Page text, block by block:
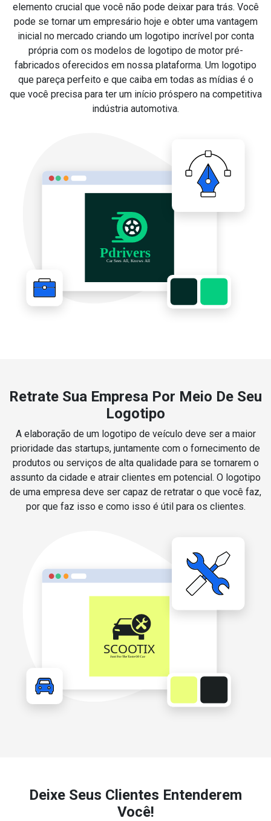
elemento crucial que você não pode deixar para trás. Você
pode se tornar um empresário hoje e obter uma vantagem
inicial no mercado criando um logotipo incrível por conta
própria com os modelos de logotipo de motor pré-
fabricados oferecidos em nossa plataforma. Um logotipo
que pareça perfeito e que caiba em todas as mídias é o
que você precisa para ter um início próspero na competitiva
indústria automotiva.
Retrate Sua Empresa Por Meio De Seu
Logotipo
A elaboração de um logotipo de veículo deve ser a maior
prioridade das startups, juntamente com o fornecimento de
produtos ou serviços de alta qualidade para se tornarem o
assunto da cidade e atrair clientes em potencial. O logotipo
de uma empresa deve ser capaz de retratar o que você faz,
por que faz isso e como isso é útil para os clientes.
Deixe Seus Clientes Entenderem
Você!